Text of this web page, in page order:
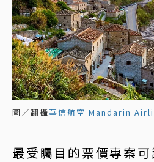
圖／翻攝華信航空 Mandarin
最受矚目的票價專案